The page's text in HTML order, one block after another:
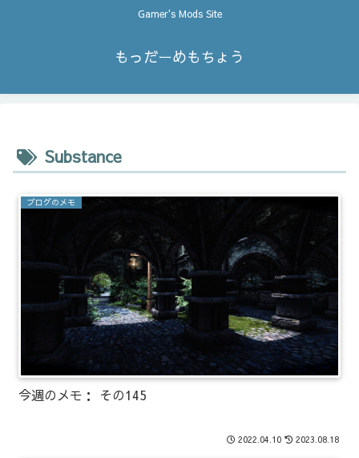
Gamer's Mods Site
もっだーめもちょう
Substance
ブログのメモ
今週のメモ： その145
2022.04.10 2023.08.18